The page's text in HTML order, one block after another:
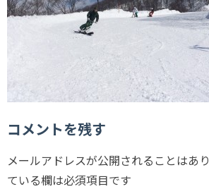
コメントを残す
メールアドレスが公開されることはあり
ている欄は必須項目です